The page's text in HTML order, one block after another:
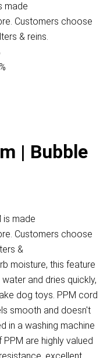
made
Customers choose
& reins.
| Bubble
is made
Customers choose
&
moisture, this feature
and dries quickly,
dog toys. PPM cord
smooth and doesn't
in a washing machine
are highly valued